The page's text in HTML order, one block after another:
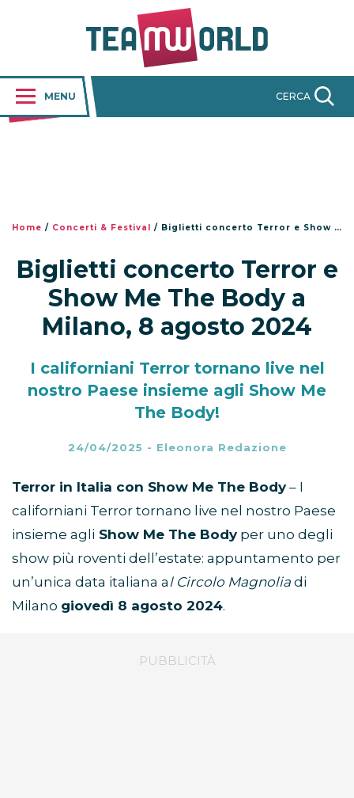
MENU CERCA
Home / Concerti & Festival / Biglietti concerto Terror e Show Me The Body a Milano, 8 agosto 2024
Biglietti concerto Terror e
Show Me The Body a
Milano, 8 agosto 2024
I californiani Terror tornano live nel
nostro Paese insieme agli Show Me
The Body!
24/04/2025 - Eleonora Redazione
Terror in Italia con Show Me The Body– I
californiani Terror tornano live nel nostro Paese
insieme agli Show Me The Bodyper uno degli
show più roventi dell’estate: appuntamento per
un’unica data italiana al Circolo Magnolia di
Milano giovedì 8 agosto 2024.